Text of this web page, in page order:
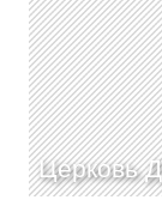
Церковь